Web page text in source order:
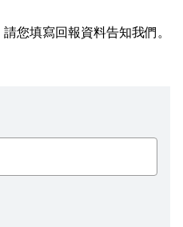
您填寫回報資料告知我們。